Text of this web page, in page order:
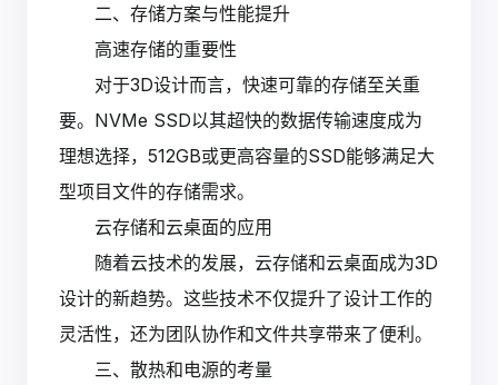
二、存储方案与性能提升
高速存储的重要性
对于3D设计而言，快速可靠的存储至关重
要。NVMe SSD以其超快的数据传输速度成为
理想选择，512GB或更高容量的SSD能够满足大
型项目文件的存储需求。
云存储和云桌面的应用
随着云技术的发展，云存储和云桌面成为3D
设计的新趋势。这些技术不仅提升了设计工作的
灵活性，还为团队协作和文件共享带来了便利。
三、散热和电源的考量